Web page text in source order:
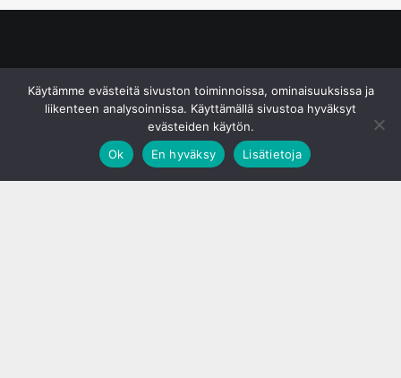
Käytämme evästeitä sivuston toiminnoissa, ominaisuuksissa ja
liikenteen analysoinnissa. Käyttämällä sivustoa hyväksyt
evästeiden käytön.
Ok
En hyväksy Lisätietoja